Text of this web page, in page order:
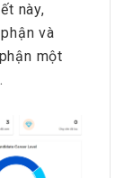
này,
và
một